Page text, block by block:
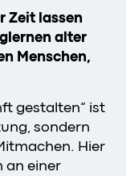
Zeit lassen
alter
Menschen,
gestalten“ ist
sondern
Hier
an einer